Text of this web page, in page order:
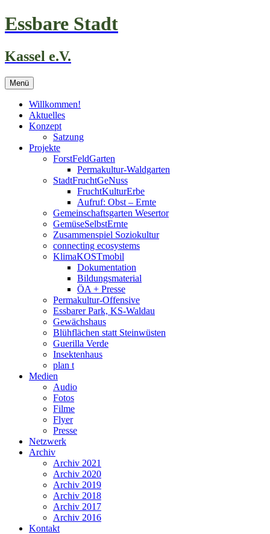
Zum
Inhalt
Essbare Stadt
Kassel e.V.
Menü
Willkommen!
Aktuelles
Konzept
Satzung
Projekte
ForstFeldGarten
Permakultur-Waldgarten
StadtFruchtGeNuss
FruchtKulturErbe
Aufruf: Obst – Ernte
Gemeinschaftsgarten Wesertor
GemüseSelbstErnte
Zusammenspiel Soziokultur
connecting ecosystems
KlimaKOSTmobil
Dokumentation
Bildungsmaterial
ÖA + Presse
Permakultur-Offensive
Essbarer Park, KS-Waldau
Gewächshaus
Blühflächen statt Steinwüsten
Guerilla Verde
Insektenhaus
plan t
Medien
Audio
Fotos
Filme
Flyer
Presse
Netzwerk
Archiv
Archiv 2021
Archiv 2020
Archiv 2019
Archiv 2018
Archiv 2017
Archiv 2016
Kontakt